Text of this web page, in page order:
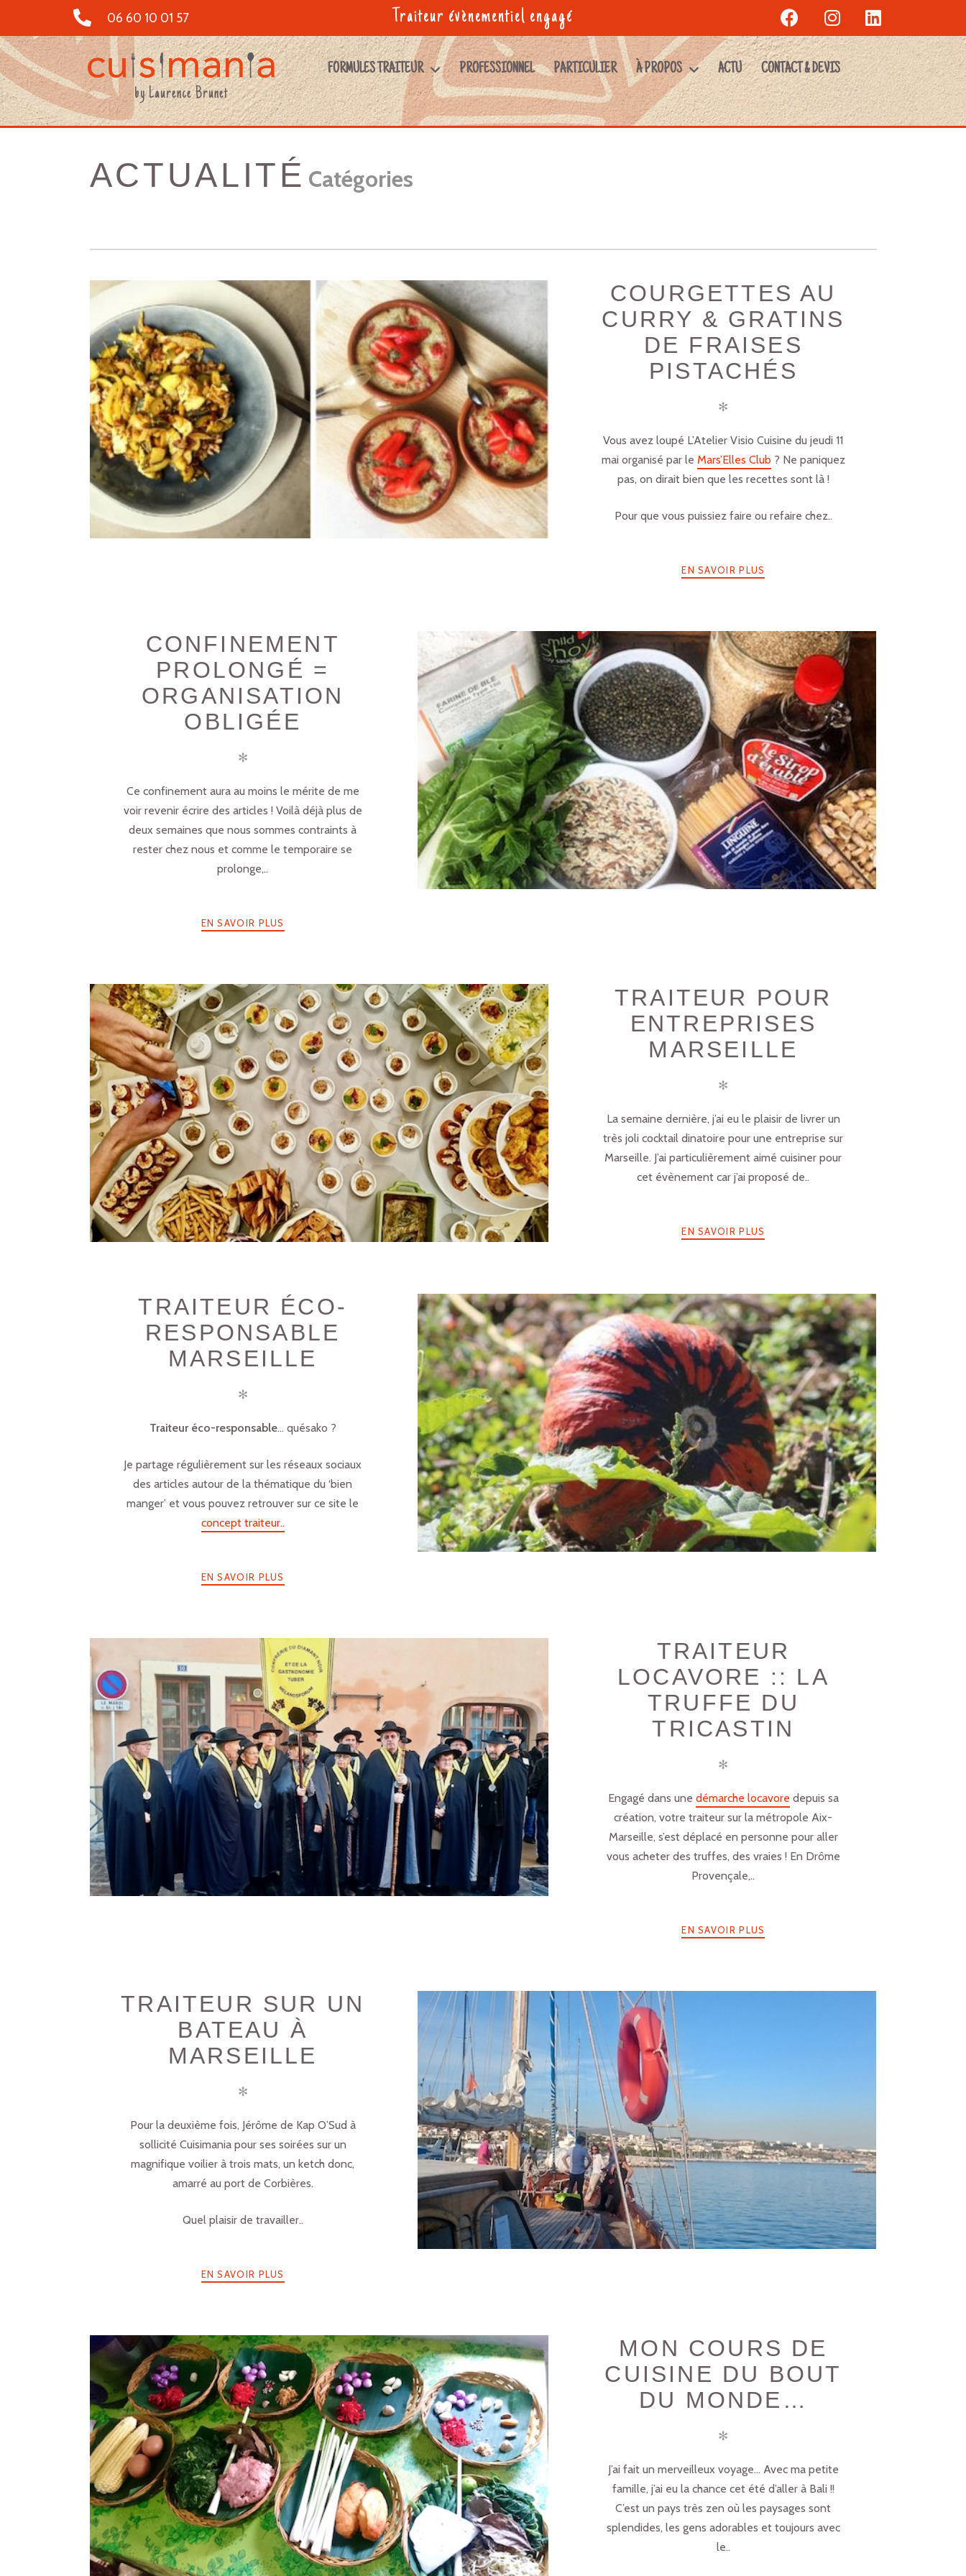
06 60 10 01 57 Traiteur évènementiel engagé
by Laurence Brunet
FORMULES TRAITEUR PROFESSIONNEL PARTICULIER À PROPOS ACTU CONTACT & DEVIS
ACTUALITÉ Catégories
COURGETTES AU
CURRY & GRATINS
DE FRAISES
PISTACHÉS
✻
Vous avez loupé L’Atelier Visio Cuisine du jeudi 11
mai organisé par le Mars’Elles Club ? Ne paniquez
pas, on dirait bien que les recettes sont là !
Pour que vous puissiez faire ou refaire chez..
EN SAVOIR PLUS
CONFINEMENT
PROLONGÉ =
ORGANISATION
OBLIGÉE
✻
Ce confinement aura au moins le mérite de me
voir revenir écrire des articles ! Voilà déjà plus de
deux semaines que nous sommes contraints à
rester chez nous et comme le temporaire se
prolonge,..
EN SAVOIR PLUS
TRAITEUR POUR
ENTREPRISES
MARSEILLE
✻
La semaine dernière, j’ai eu le plaisir de livrer un
très joli cocktail dinatoire pour une entreprise sur
Marseille. J’ai particulièrement aimé cuisiner pour
cet évènement car j’ai proposé de..
EN SAVOIR PLUS
TRAITEUR ÉCO-
RESPONSABLE
MARSEILLE
✻
Traiteur éco-responsable… quésako ?
Je partage régulièrement sur les réseaux sociaux
des articles autour de la thématique du ‘bien
manger’ et vous pouvez retrouver sur ce site le
concept traiteur..
EN SAVOIR PLUS
TRAITEUR
LOCAVORE :: LA
TRUFFE DU
TRICASTIN
✻
Engagé dans une démarche locavore depuis sa
création, votre traiteur sur la métropole Aix-
Marseille, s’est déplacé en personne pour aller
vous acheter des truffes, des vraies ! En Drôme
Provençale,..
EN SAVOIR PLUS
TRAITEUR SUR UN
BATEAU À
MARSEILLE
✻
Pour la deuxième fois, Jérôme de Kap O’Sud à
sollicité Cuisimania pour ses soirées sur un
magnifique voilier à trois mats, un ketch donc,
amarré au port de Corbières.
Quel plaisir de travailler..
EN SAVOIR PLUS
MON COURS DE
CUISINE DU BOUT
DU MONDE…
✻
J’ai fait un merveilleux voyage… Avec ma petite
famille, j’ai eu la chance cet été d’aller à Bali !!
C’est un pays très zen où les paysages sont
splendides, les gens adorables et toujours avec
le..